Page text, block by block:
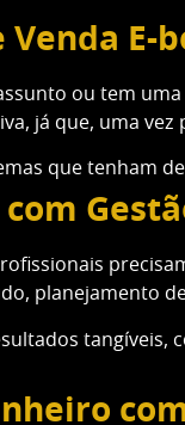
Venda E-
ou tem
já que, uma
que tenham
planejamento
tangíveis,